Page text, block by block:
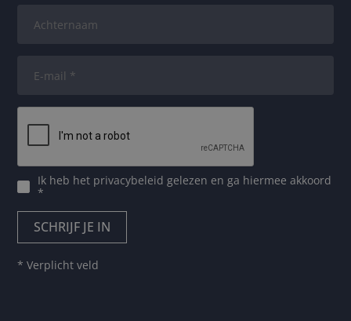
Ik heb het privacybeleid gelezen en ga hiermee akkoord
*
* Verplicht veld